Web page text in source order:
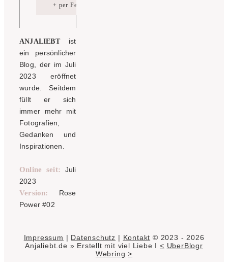
+ per Feed
ANJALIEBTist
ein persönlicher
Blog, der im Juli
2023 eröffnet
wurde. Seitdem
füllt er sich
immer mehr mit
Fotografien,
Gedanken und
Inspirationen.
Online seit: Juli
2023
Version:
Rose
Power #02
Impressum | Datenschutz | Kontakt © 2023 - 2026
Anjaliebt.de » Erstellt mit viel Liebe I < UberBlogr
Webring >